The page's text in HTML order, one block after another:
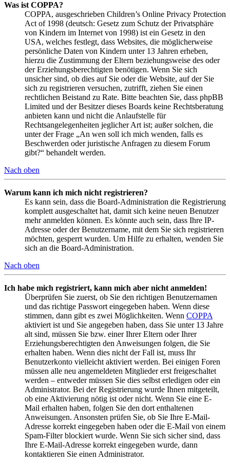
Was ist COPPA?
COPPA, ausgeschrieben Children’s Online Privacy Protection
Act of 1998 (deutsch: Gesetz zum Schutz der Privatsphäre
von Kindern im Internet von 1998) ist ein Gesetz in den
USA, welches festlegt, dass Websites, die möglicherweise
persönliche Daten von Kindern unter 13 Jahren erheben,
hierzu die Zustimmung der Eltern beziehungsweise des oder
der Erziehungsberechtigten benötigen. Wenn Sie sich
unsicher sind, ob dies auf Sie oder die Website, auf der Sie
sich zu registrieren versuchen, zutrifft, ziehen Sie einen
rechtlichen Beistand zu Rate. Bitte beachten Sie, dass phpBB
Limited und der Besitzer dieses Boards keine Rechtsberatung
anbieten kann und nicht die Anlaufstelle für
Rechtsangelegenheiten jeglicher Art ist; außer solchen, die
unter der Frage „An wen soll ich mich wenden, falls es
Beschwerden oder juristische Anfragen zu diesem Forum
gibt?“ behandelt werden.
Nach oben
Warum kann ich mich nicht registrieren?
Es kann sein, dass die Board-Administration die Registrierung
komplett ausgeschaltet hat, damit sich keine neuen Benutzer
mehr anmelden können. Es könnte auch sein, dass Ihre IP-
Adresse oder der Benutzername, mit dem Sie sich registrieren
möchten, gesperrt wurden. Um Hilfe zu erhalten, wenden Sie
sich an die Board-Administration.
Nach oben
Ich habe mich registriert, kann mich aber nicht anmelden!
Überprüfen Sie zuerst, ob Sie den richtigen Benutzernamen
und das richtige Passwort eingegeben haben. Wenn diese
stimmen, dann gibt es zwei Möglichkeiten. Wenn COPPA
aktiviert ist und Sie angegeben haben, dass Sie unter 13 Jahre
alt sind, müssen Sie bzw. einer Ihrer Eltern oder Ihrer
Erziehungsberechtigten den Anweisungen folgen, die Sie
erhalten haben. Wenn dies nicht der Fall ist, muss Ihr
Benutzerkonto vielleicht aktiviert werden. Bei einigen Foren
müssen alle neu angemeldeten Mitglieder erst freigeschaltet
werden – entweder müssen Sie dies selbst erledigen oder ein
Administrator. Bei der Registrierung wurde Ihnen mitgeteilt,
ob eine Aktivierung nötig ist oder nicht. Wenn Sie eine E-
Mail erhalten haben, folgen Sie den dort enthaltenen
Anweisungen. Ansonsten prüfen Sie, ob Sie Ihre E-Mail-
Adresse korrekt eingegeben haben oder die E-Mail von einem
Spam-Filter blockiert wurde. Wenn Sie sich sicher sind, dass
Ihre E-Mail-Adresse korrekt eingegeben wurde, dann
kontaktieren Sie einen Administrator.